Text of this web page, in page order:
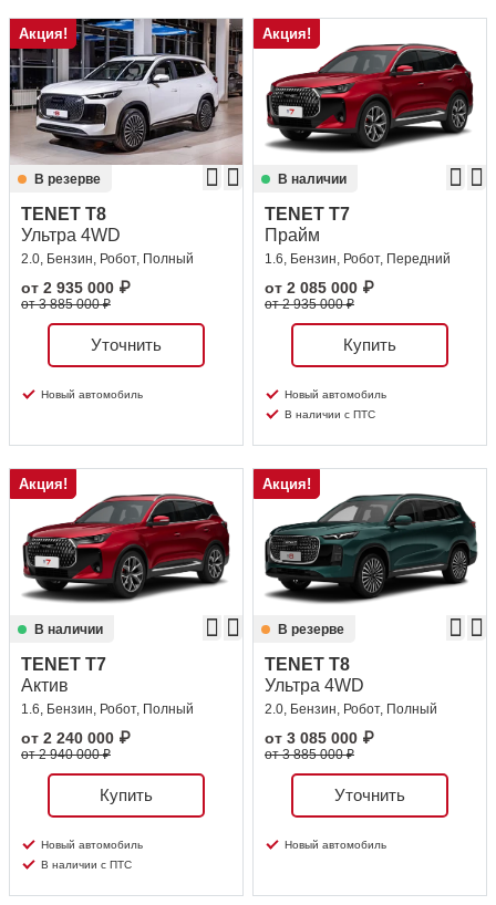
Акция!
В резерве
TENET T8
Ультра 4WD
2.0, Бензин, Робот, Полный
от 2 935 000 ₽
от 3 885 000 ₽
Уточнить
Новый автомобиль
Акция!
В наличии
TENET T7
Прайм
1.6, Бензин, Робот, Передний
от 2 085 000 ₽
от 2 935 000 ₽
Купить
Новый автомобиль
В наличии с ПТС
Акция!
В наличии
TENET T7
Актив
1.6, Бензин, Робот, Полный
от 2 240 000 ₽
от 2 940 000 ₽
Купить
Новый автомобиль
В наличии с ПТС
Акция!
В резерве
TENET T8
Ультра 4WD
2.0, Бензин, Робот, Полный
от 3 085 000 ₽
от 3 885 000 ₽
Уточнить
Новый автомобиль